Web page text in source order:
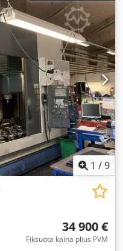
1 /9
34 900 €
Fiksuota kaina plius PVM